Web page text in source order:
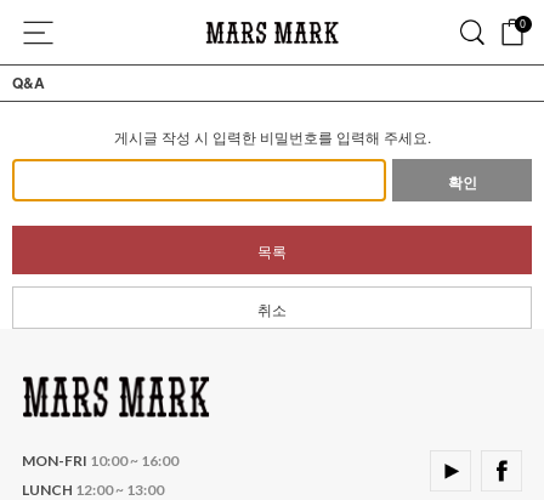
0
Q&A
게시글 작성 시 입력한 비밀번호를 입력해 주세요.
확인
목록
취소
MON-FRI 10:00 ~ 16:00
LUNCH 12:00 ~ 13:00